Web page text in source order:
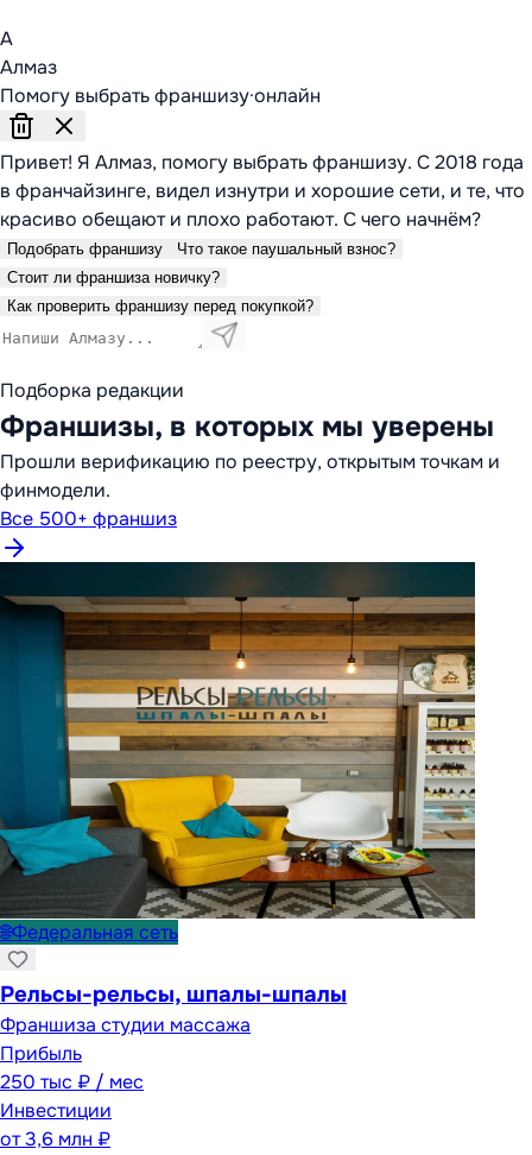
А
Алмаз
Помогу выбрать франшизу·онлайн
Привет! Я Алмаз, помогу выбрать франшизу. С 2018 года
в франчайзинге, видел изнутри и хорошие сети, и те, что
красиво обещают и плохо работают. С чего начнём?
Подобрать франшизу
Что такое паушальный взнос?
Стоит ли франшиза новичку?
Как проверить франшизу перед покупкой?
Подборка редакции
Франшизы, в которых мы уверены
Прошли верификацию по реестру, открытым точкам и
финмодели.
Все 500+ франшиз
🌐Федеральная сеть
Рельсы-рельсы, шпалы-шпалы
Франшиза студии массажа
Прибыль
250 тыс ₽ / мес
Инвестиции
от3,6 млн ₽